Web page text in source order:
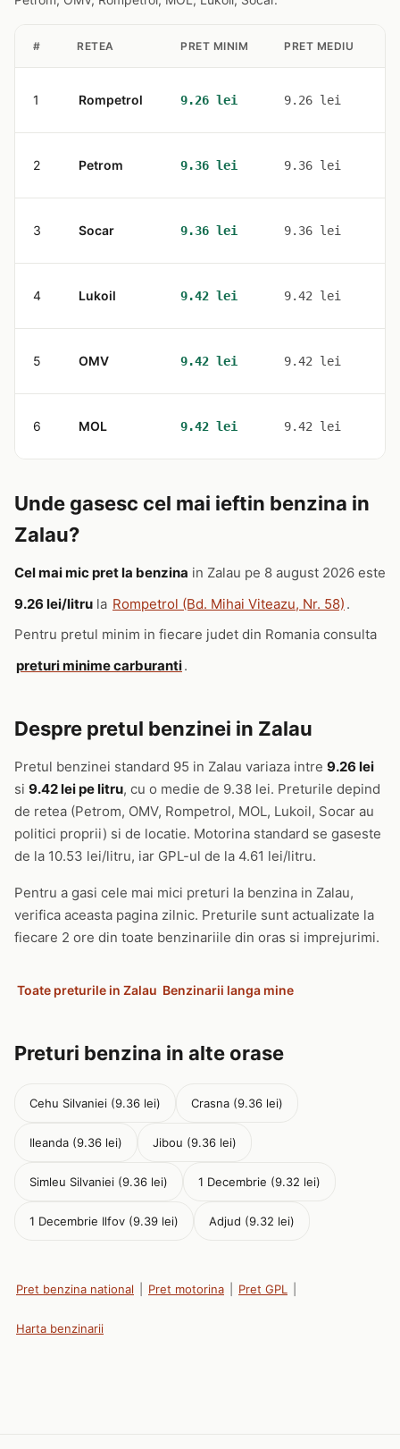
# RETEA PRET MINIM PRET MEDIU
1 Rompetrol 9.26 lei 9.26 lei
2 Petrom 9.36 lei 9.36 lei
3 Socar 9.36 lei 9.36 lei
4 Lukoil 9.42 lei 9.42 lei
5 OMV 9.42 lei 9.42 lei
6 MOL 9.42 lei 9.42 lei
Unde gasesc cel mai ieftin benzina in
Zalau?
Cel mai mic pret la benzina in Zalau pe 8 august 2026 este
9.26 lei/litru la Rompetrol (Bd. Mihai Viteazu, Nr. 58) .
Pentru pretul minim in fiecare judet din Romania consulta
preturi minime carburanti.
Despre pretul benzinei in Zalau
Pretul benzinei standard 95 in Zalau variaza intre 9.26 lei
si 9.42 lei pe litru, cu o medie de 9.38 lei. Preturile depind
de retea (Petrom, OMV, Rompetrol, MOL, Lukoil, Socar au
politici proprii) si de locatie. Motorina standard se gaseste
de la 10.53 lei/litru, iar GPL-ul de la 4.61 lei/litru.
Pentru a gasi cele mai mici preturi la benzina in Zalau,
verifica aceasta pagina zilnic. Preturile sunt actualizate la
fiecare 2 ore din toate benzinariile din oras si imprejurimi.
Toate preturile in Zalau Benzinarii langa mine
Preturi benzina in alte orase
Cehu Silvaniei (9.36 lei) Crasna (9.36 lei)
Ileanda (9.36 lei) Jibou (9.36 lei)
Simleu Silvaniei (9.36 lei) 1 Decembrie (9.32 lei)
1 Decembrie Ilfov (9.39 lei) Adjud (9.32 lei)
Pret benzina national Pret motorina Pret GPL
Harta benzinarii